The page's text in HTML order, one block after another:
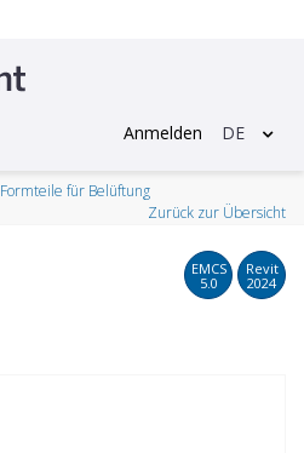
Anmelden DE
Formteile für Belüftung
Zurück zur Übersicht
EMCS
5.0
Revit
2024